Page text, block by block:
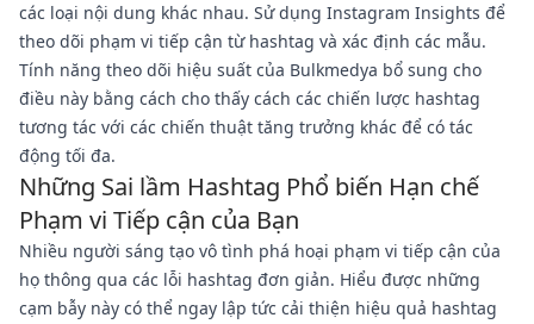
các loại nội dung khác nhau. Sử dụng Instagram Insights để
theo dõi phạm vi tiếp cận từ hashtag và xác định các mẫu.
Tính năng theo dõi hiệu suất của Bulkmedya bổ sung cho
điều này bằng cách cho thấy cách các chiến lược hashtag
tương tác với các chiến thuật tăng trưởng khác để có tác
động tối đa.
Những Sai lầm Hashtag Phổ biến Hạn chế
Phạm vi Tiếp cận của Bạn
Nhiều người sáng tạo vô tình phá hoại phạm vi tiếp cận của
họ thông qua các lỗi hashtag đơn giản. Hiểu được những
cạm bẫy này có thể ngay lập tức cải thiện hiệu quả hashtag